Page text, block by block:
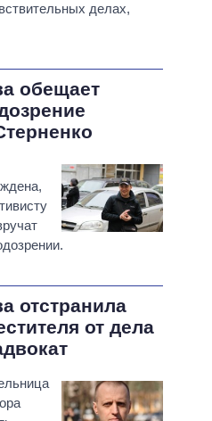
делах,
обещает
отстранила
от дела